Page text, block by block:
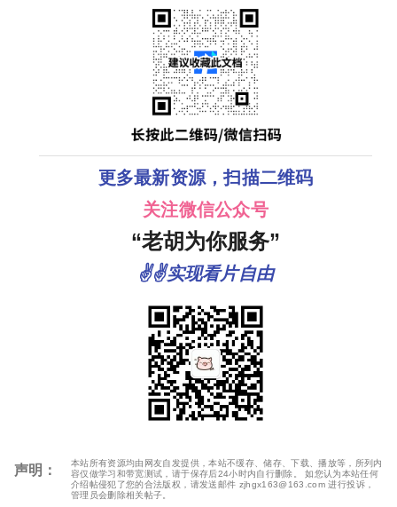
更多最新资源，扫描二维码
关注微信公众号
“老胡为你服务”
✌✌实现看片自由
声明：
本站所有资源均由网友自发提供，本站不缓存、储存、下载、播放等，所列内
容仅做学习和带宽测试，请于保存后24小时内自行删除。 如您认为本站任何
介绍帖侵犯了您的合法版权，请发送邮件 zjhgx163@163.com 进行投诉，
管理员会删除相关帖子。